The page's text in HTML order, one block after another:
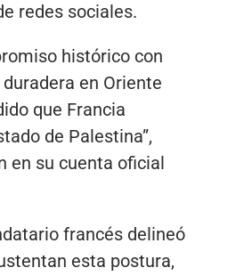
redes sociales.
histórico con
en Oriente
que Francia
de Palestina”,
en su cuenta oficial
francés delineó
esta postura,